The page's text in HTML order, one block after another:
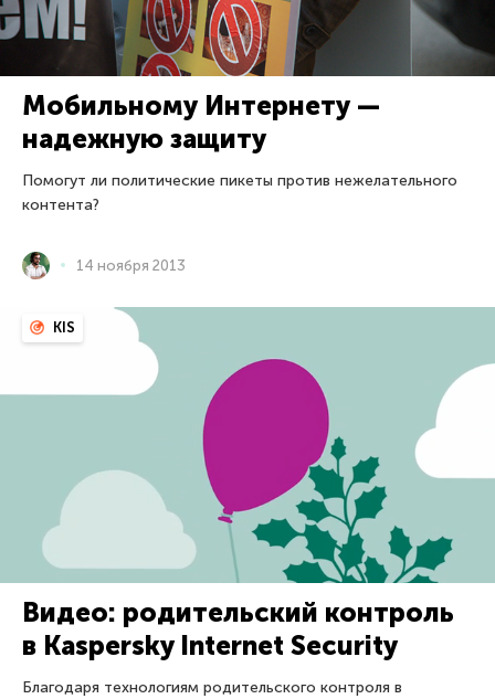
Мобильному Интернету —
надежную защиту
Помогут ли политические пикеты против нежелательного
контента?
14 ноября 2013
KIS
Видео: родительский контроль
в Kaspersky Internet Security
Благодаря технологиям родительского контроля в